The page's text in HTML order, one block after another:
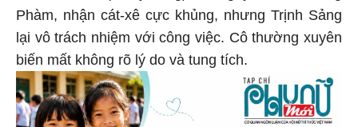
Phàm, nhận cát-xê cực khủng, nhưng Trịnh Sảng
lại vô trách nhiệm với công việc. Cô thường xuyên
biến mất không rõ lý do và tung tích.